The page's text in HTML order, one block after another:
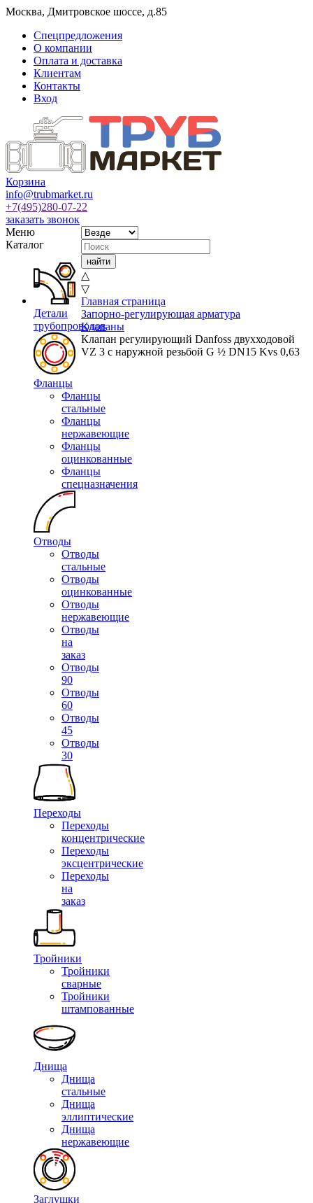
Москва, Дмитровское шоссе, д.85
Спецпредложения
О компании
Оплата и доставка
Клиентам
Контакты
Вход
Корзина
info@trubmarket.ru
+7(495)280-07-22
заказать звонок
Меню
Каталог
Детали
трубопроводов
Фланцы
Фланцы
стальные
Фланцы
нержавеющие
Фланцы
оцинкованные
Фланцы
спецназначения
Отводы
Отводы
стальные
Отводы
оцинкованные
Отводы
нержавеющие
Отводы
на
заказ
Отводы
90
Отводы
60
Отводы
45
Отводы
30
Переходы
Переходы
концентрические
Переходы
эксцентрические
Переходы
на
заказ
Тройники
Тройники
сварные
Тройники
штампованные
Днища
Днища
стальные
Днища
эллиптические
Днища
нержавеющие
Заглушки
△
▽
Главная страница
Запорно-регулирующая арматура
Клапаны
Клапан регулирующий Danfoss двухходовой
VZ 3 c наружной резьбой G ½ DN15 Kvs 0,63